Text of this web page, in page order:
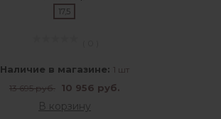
17,5
Наличие в магазине: 1 шт
13 695 руб. 10 956 руб.
В корзину